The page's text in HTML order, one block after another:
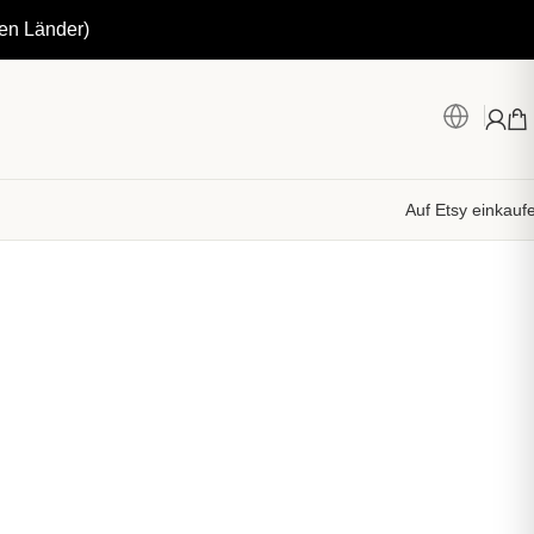
Länder)
Auf Etsy